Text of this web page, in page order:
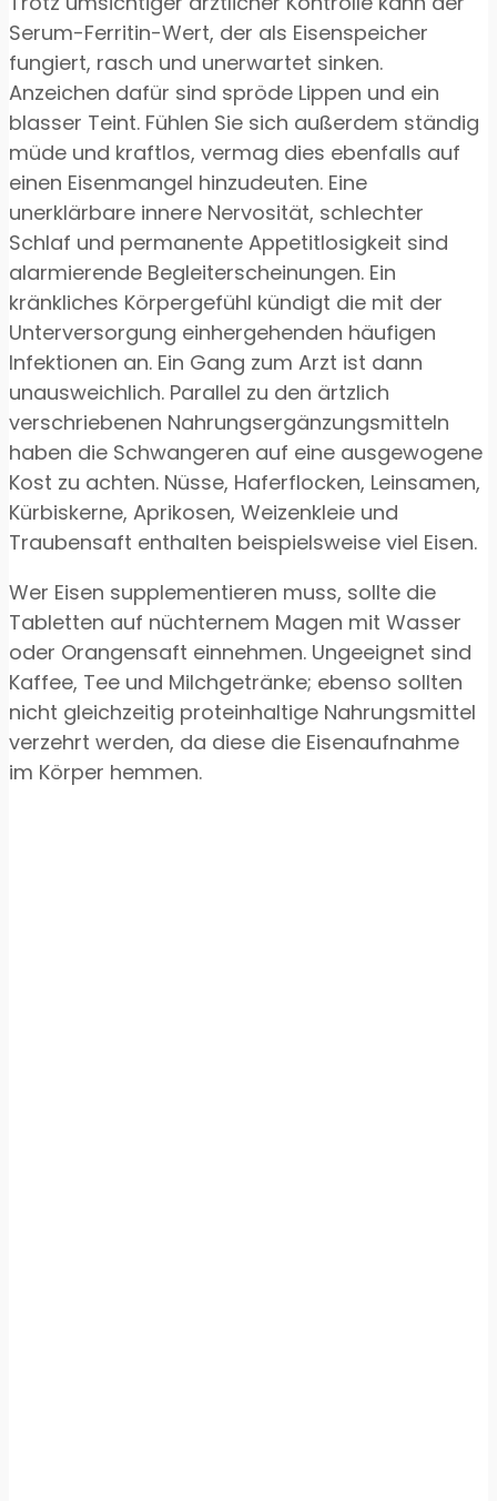
Serum-Ferritin-Wert, der als Eisenspeicher
fungiert, rasch und unerwartet sinken.
Anzeichen dafür sind spröde Lippen und ein
blasser Teint. Fühlen Sie sich außerdem ständig
müde und kraftlos, vermag dies ebenfalls auf
einen Eisenmangel hinzudeuten. Eine
unerklärbare innere Nervosität, schlechter
Schlaf und permanente Appetitlosigkeit sind
alarmierende Begleiterscheinungen. Ein
kränkliches Körpergefühl kündigt die mit der
Unterversorgung einhergehenden häufigen
Infektionen an. Ein Gang zum Arzt ist dann
unausweichlich. Parallel zu den ärtzlich
verschriebenen Nahrungsergänzungsmitteln
haben die Schwangeren auf eine ausgewogene
Kost zu achten. Nüsse, Haferflocken, Leinsamen,
Kürbiskerne, Aprikosen, Weizenkleie und
Traubensaft enthalten beispielsweise viel Eisen.
Wer Eisen supplementieren muss, sollte die
Tabletten auf nüchternem Magen mit Wasser
oder Orangensaft einnehmen. Ungeeignet sind
Kaffee, Tee und Milchgetränke; ebenso sollten
nicht gleichzeitig proteinhaltige Nahrungsmittel
verzehrt werden, da diese die Eisenaufnahme
im Körper hemmen.